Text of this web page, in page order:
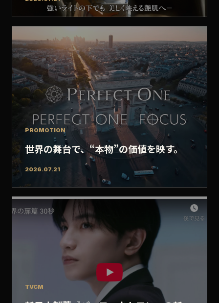
PROMOTION
世界の舞台で、“本物”の価値を映す。
2026.07.21
TVCM